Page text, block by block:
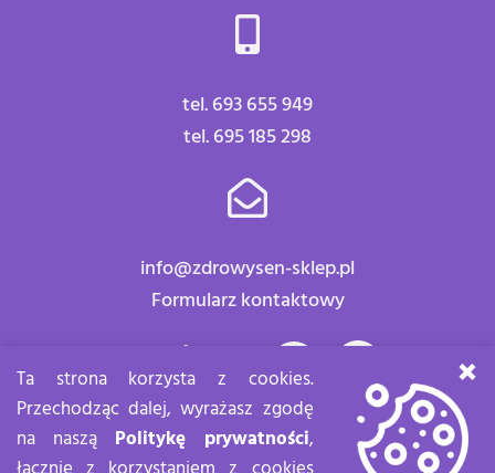
tel. 693 655 949
tel. 695 185 298
info@zdrowysen-sklep.pl
Formularz kontaktowy
Znajdź nas:
Ta strona korzysta z cookies.
Przechodząc dalej, wyrażasz zgodę
na naszą Politykę prywatności,
×